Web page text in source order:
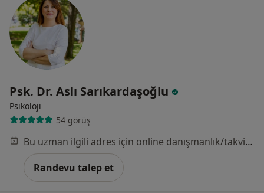
Psk. Dr. Aslı Sarıkardaşoğlu
Psikoloji
54 görüş
Bu uzman ilgili adres için online danışmanlık/takvim sunmuyor.
Randevu talep et